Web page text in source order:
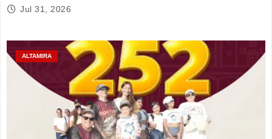
Jul 31, 2026
ALTAMIRA